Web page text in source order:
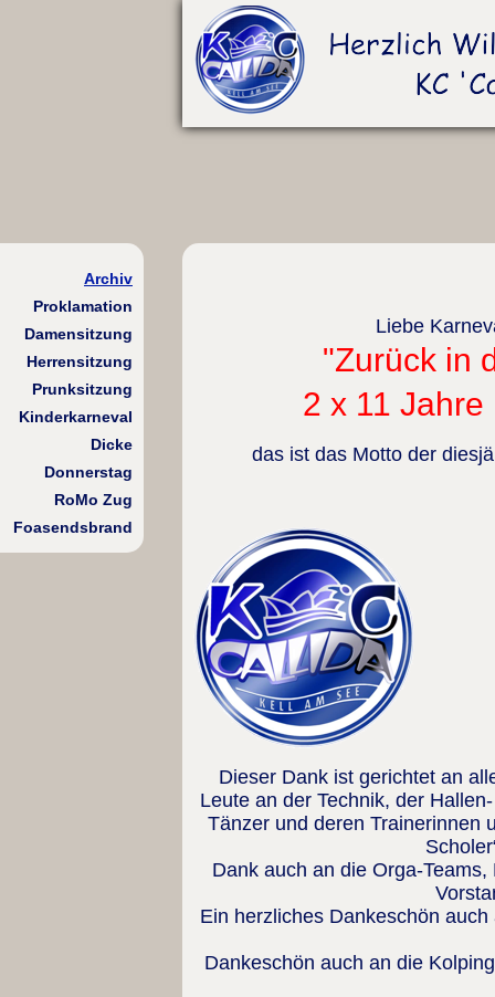
Archiv
Proklamation
Damensitzung
Herrensitzung
Prunksitzung
Kinderkarneval
Dicke
Donnerstag
RoMo Zug
Foasendsbrand
Liebe
"Zurück in
2 x 11
das ist das Motto der
Dieser Dank ist gerichtet an
Leute an der Technik, der
Tänzer und deren Trainerinnen
Dank auch an die Orga-
Ein herzliches Dankeschön
Dankeschön auch an die